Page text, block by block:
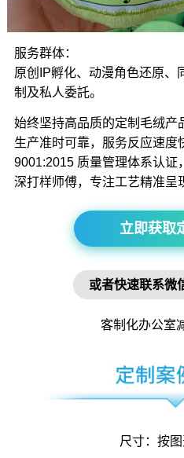
服务群体：
原创IP孵化、动漫角色还原、
制及私人委託。
始终坚持高品质的定制毛绒产
生产准时可靠，服务反应速度
9001:2015 质量管理体系认证
深打样师傅，专注工艺精准呈
立即获取
或者快速联系微
客制化办公室
尺寸：按